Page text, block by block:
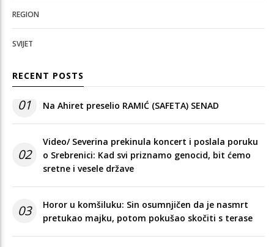
REGION
SVIJET
RECENT POSTS
01 Na Ahiret preselio RAMIĆ (SAFETA) SENAD
02
Video/ Severina prekinula koncert i poslala poruku
o Srebrenici: Kad svi priznamo genocid, bit ćemo
sretne i vesele države
03
Horor u komšiluku: Sin osumnjičen da je nasmrt
pretukao majku, potom pokušao skočiti s terase